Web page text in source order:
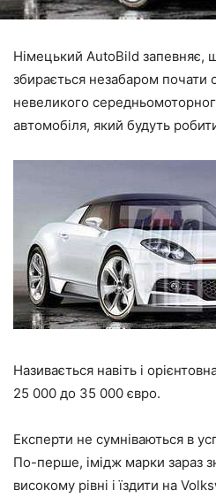
Німецький AutoBild запевняє,
збирається незабаром почати
невеликого
автомобіля, який будуть
Називається навіть і
25 000 до 35 000 євро.
Експерти не сумніваються в
По-перше, імідж марки зараз
високому рівні і їздити на